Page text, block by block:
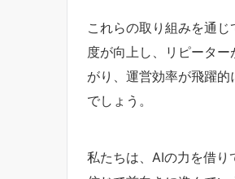
これらの取り組みを通
度が向上し、リピータ
がり、運営効率が飛躍
でしょう。
私たちは、AIの力を借